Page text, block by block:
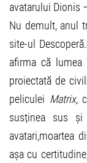
avatarului Dionis
Nu demult, anul
site-ul
afirma că
proiectată de
peliculei Matrix,
susținea sus
avatari,moartea
așa cu